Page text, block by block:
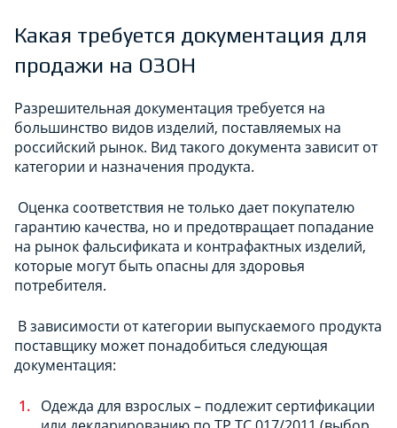
Какая требуется документация для
продажи на ОЗОН
Разрешительная документация требуется на
большинство видов изделий, поставляемых на
российский рынок. Вид такого документа зависит от
категории и назначения продукта.
Оценка соответствия не только дает покупателю
гарантию качества, но и предотвращает попадание
на рынок фальсификата и контрафактных изделий,
которые могут быть опасны для здоровья
потребителя.
В зависимости от категории выпускаемого продукта
поставщику может понадобиться следующая
документация:
Одежда для взрослых – подлежит сертификации